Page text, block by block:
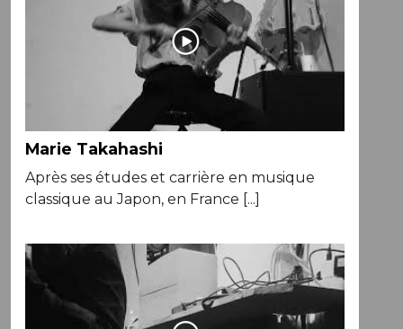
Marie Takahashi
Après ses études et carrière en musique
classique au Japon, en France [...]